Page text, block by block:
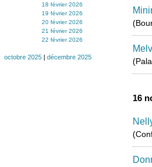
18 février 2026
19 février 2026
20 février 2026
21 février 2026
22 février 2026
octobre 2025 | décembre 2025
16